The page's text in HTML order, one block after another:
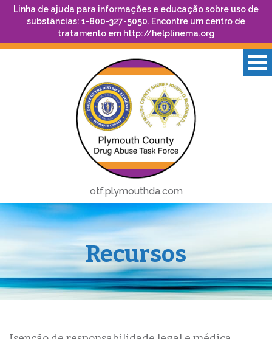
Linha de ajuda para informações e educação sobre uso de
substâncias: 1-800-327-5050. Encontre um centro de
tratamento em http://helplinema.org
otf.plymouthda.com
Recursos